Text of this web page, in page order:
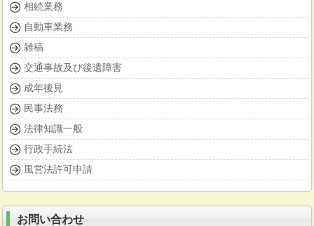
相続業務
自動車業務
雑稿
交通事故及び後遺障害
成年後見
民事法務
法律知識一般
行政手続法
風営法許可申請
お問い合わせ